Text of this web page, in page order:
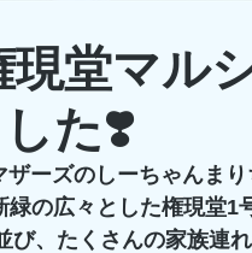
現堂マル
た❣️
ーズのしーちゃんま
の広々とした権現堂1
、たくさんの家族連